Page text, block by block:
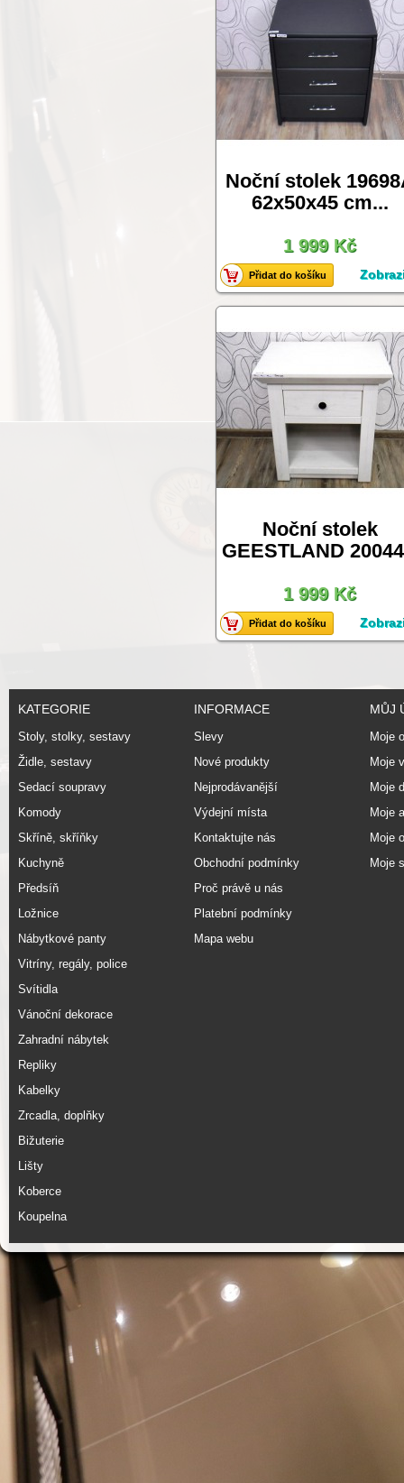
Noční stolek
62x50x45 cm...
1 999 Kč
Přidat do košíku
Noční stolek
GEESTLAND
1 999 Kč
Přidat do košíku
KATEGORIE
Stoly, stolky, sestavy
Židle, sestavy
Sedací soupravy
Komody
Skříně, skříňky
Kuchyně
Předsíň
Ložnice
Nábytkové panty
Vitríny, regály, police
Svítidla
Vánoční dekorace
Zahradní nábytek
Repliky
Kabelky
Zrcadla, doplňky
Bižuterie
Lišty
Koberce
Koupelna
INFORMACE
Slevy
Nové produkty
Nejprodávanější
Výdejní místa
Kontaktujte nás
Obchodní podmínky
Proč právě u nás
Platební podmínky
Mapa webu
MŮJ
Moje
Moje
Moje
Moje
Moje
Moje